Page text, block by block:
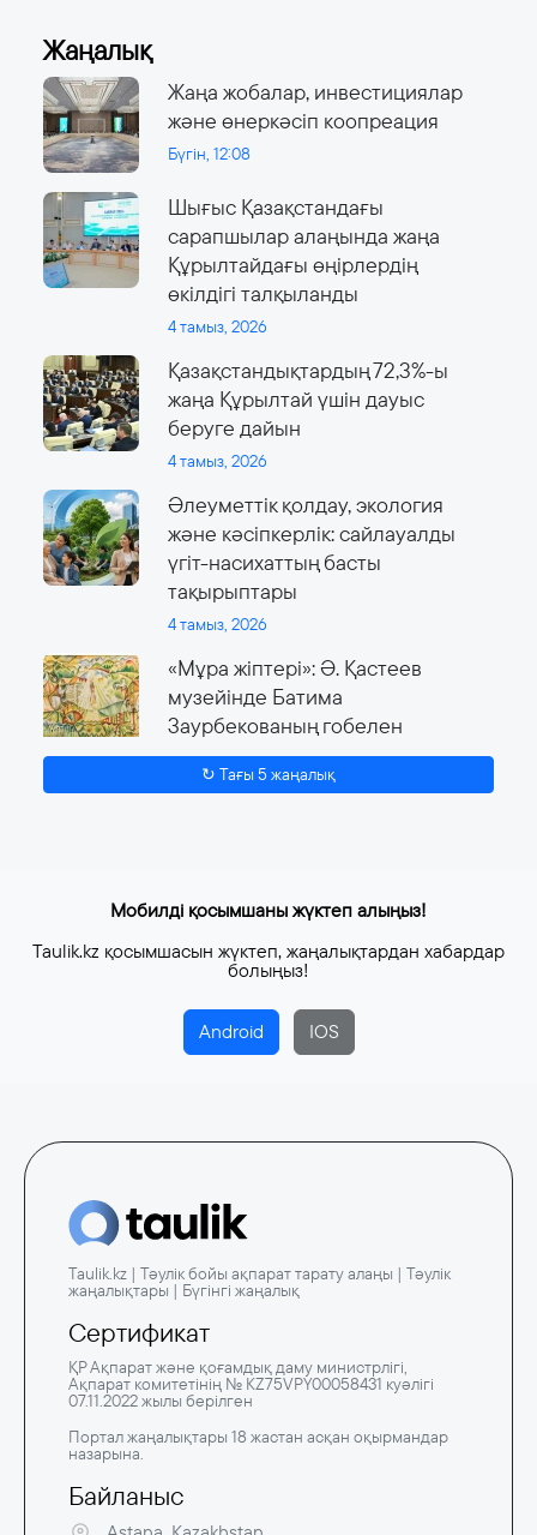
Жаңалық
Жаңа жобалар, инвестициялар
және өнеркәсіп коопреация
Бүгін, 12:08
Шығыс Қазақстандағы
сарапшылар алаңында жаңа
Құрылтайдағы өңірлердің
өкілдігі талқыланды
4 тамыз, 2026
Қазақстандықтардың 72,3%-ы
жаңа Құрылтай үшін дауыс
беруге дайын
4 тамыз, 2026
Әлеуметтік қолдау, экология
және кәсіпкерлік: сайлауалды
үгіт-насихаттың басты
тақырыптары
4 тамыз, 2026
«Мұра жіптері»: Ә. Қастеев
музейінде Батима
Заурбекованың гобелен
өнеріне арналған ауқымды
көрме өтеді
↻ Тағы 5 жаңалық
Мобилді қосымшаны жүктеп алыңыз!
Taulik.kz қосымшасын жүктеп, жаңалықтардан хабардар
болыңыз!
Android IOS
Taulik.kz | Тәулік бойы ақпарат тарату алаңы | Тәулік
жаңалықтары | Бүгінгі жаңалық
Сертификат
ҚР Ақпарат және қоғамдық даму министрлігі,
Ақпарат комитетінің № KZ75VPY00058431 куәлігі
07.11.2022 жылы берілген
Портал жаңалықтары 18 жастан асқан оқырмандар
назарына.
Байланыс